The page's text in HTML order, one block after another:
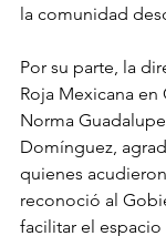
la comunidad
Por su parte, la
Roja Mexicana en
Norma
Domínguez,
quienes
reconoció al
facilitar el